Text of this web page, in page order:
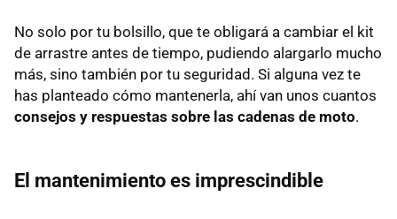
No solo por tu bolsillo, que te obligará a cambiar el kit
de arrastre antes de tiempo, pudiendo alargarlo mucho
más, sino también por tu seguridad. Si alguna vez te
has planteado cómo mantenerla, ahí van unos cuantos
consejos y respuestas sobre las cadenas de moto.
El mantenimiento es imprescindible